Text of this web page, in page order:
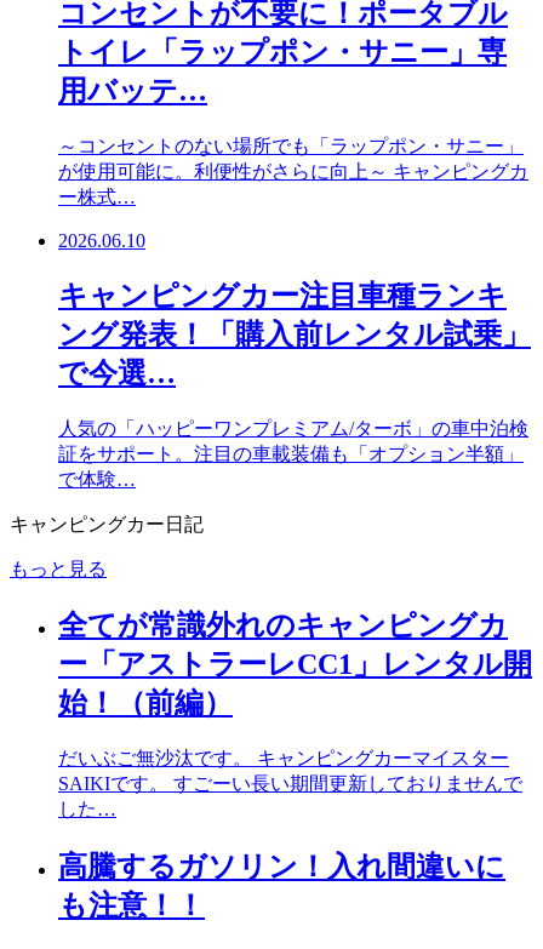
コンセントが不要に！ポータブル
トイレ「ラップポン・サニー」専
用バッテ…
～コンセントのない場所でも「ラップポン・サニー」
が使用可能に。利便性がさらに向上～ キャンピングカ
ー株式…
2026.06.10
キャンピングカー注目車種ランキ
ング発表！「購入前レンタル試乗」
で今選…
人気の「ハッピーワンプレミアム/ターボ」の車中泊検
証をサポート。注目の車載装備も「オプション半額」
で体験…
キャンピングカー日記
もっと見る
全てが常識外れのキャンピングカ
ー「アストラーレCC1」レンタル開
始！（前編）
だいぶご無沙汰です。 キャンピングカーマイスター
SAIKIです。 すごーい長い期間更新しておりませんで
した…
高騰するガソリン！入れ間違いに
も注意！！